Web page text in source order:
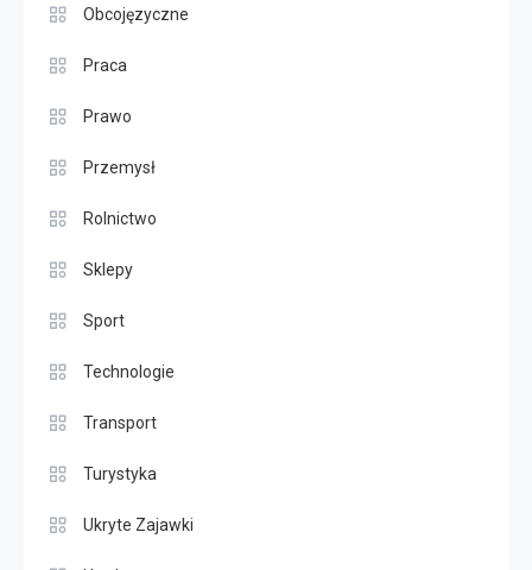
Obcojęzyczne
Praca
Prawo
Przemysł
Rolnictwo
Sklepy
Sport
Technologie
Transport
Turystyka
Ukryte Zajawki